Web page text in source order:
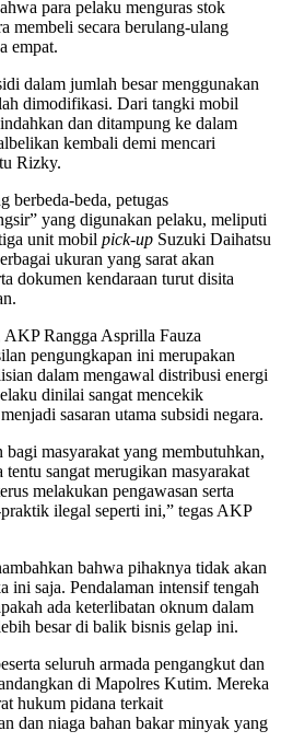
para pelaku menguras stok
membeli secara berulang-ulang
empat.
dalam jumlah besar menggunakan
dimodifikasi. Dari tangki mobil
dan ditampung ke dalam
kembali demi mencari
Rizky.
berbeda-beda, petugas
yang digunakan pelaku, meliputi
unit mobil pick-up Suzuki Daihatsu
ukuran yang sarat akan
dokumen kendaraan turut disita
Rangga Asprilla Fauza
pengungkapan ini merupakan
dalam mengawal distribusi energi
dinilai sangat mencekik
sasaran utama subsidi negara.
masyarakat yang membutuhkan,
sangat merugikan masyarakat
melakukan pengawasan serta
ilegal seperti ini,” tegas AKP
bahwa pihaknya tidak akan
ini saja. Pendalaman intensif tengah
ada keterlibatan oknum dalam
besar di balik bisnis gelap ini.
seluruh armada pengangkut dan
di Mapolres Kutim. Mereka
hukum pidana terkait
dan niaga bahan bakar minyak yang